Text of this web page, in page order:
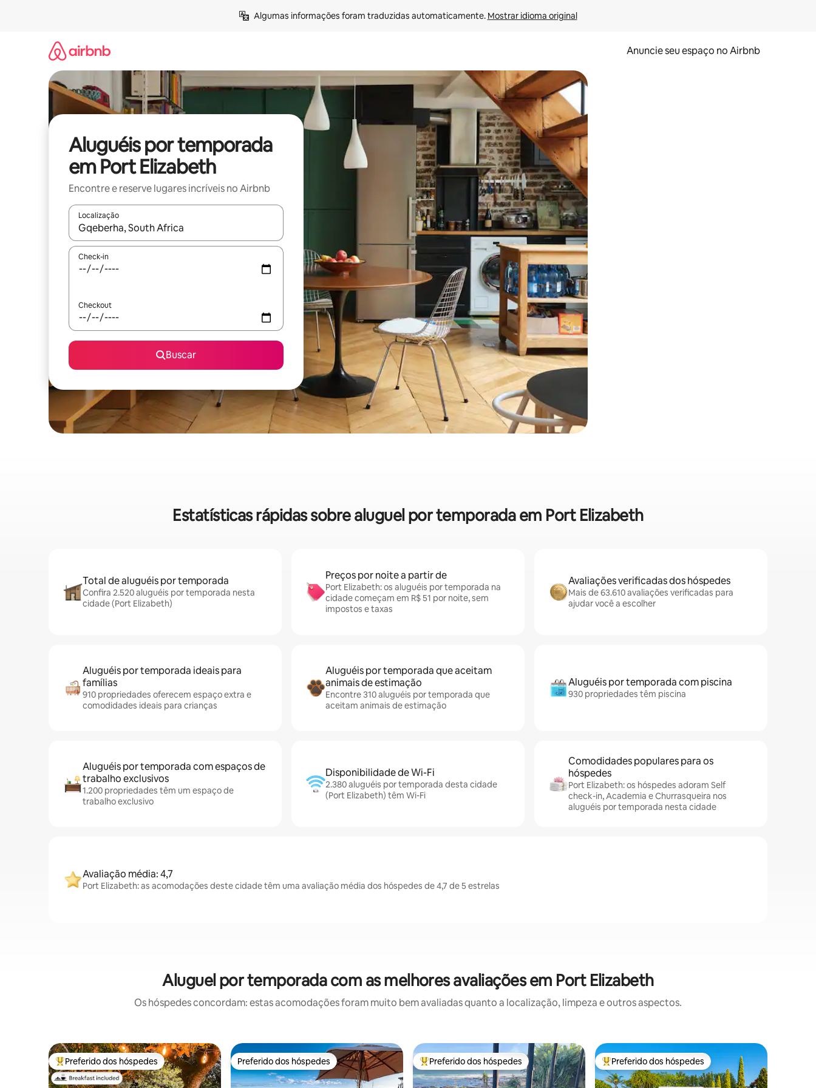
Algumas informações foram traduzidas automaticamente. Mostrar idioma original
Anuncie seu espaço no Airbnb
Aluguéis por temporada
em Port Elizabeth
Encontre e reserve lugares incríveis no Airbnb
Localização
Quando os resultados estiverem disponíveis, explore-os usando as seta para cima e para baixo do teclado ou tocando e deslizando o dedo na tela.
Check-in
Checkout
Buscar
Estatísticas rápidas sobre aluguel por temporada em Port Elizabeth
Total de aluguéis por temporada
Confira 2.520 aluguéis por temporada nesta
cidade (Port Elizabeth)
Preços por noite a partir de
Port Elizabeth: os aluguéis por temporada na
cidade começam em R$ 51 por noite, sem
impostos e taxas
Avaliações verificadas dos hóspedes
Mais de 63.610 avaliações verificadas para
ajudar você a escolher
Aluguéis por temporada ideais para
famílias
910 propriedades oferecem espaço extra e
comodidades ideais para crianças
Aluguéis por temporada que aceitam
animais de estimação
Encontre 310 aluguéis por temporada que
aceitam animais de estimação
Aluguéis por temporada com piscina
930 propriedades têm piscina
Aluguéis por temporada com espaços de
trabalho exclusivos
1.200 propriedades têm um espaço de
trabalho exclusivo
Disponibilidade de Wi-Fi
2.380 aluguéis por temporada desta cidade
(Port Elizabeth) têm Wi-Fi
Comodidades populares para os
hóspedes
Port Elizabeth: os hóspedes adoram Self
check-in, Academia e Churrasqueira nos
aluguéis por temporada nesta cidade
Avaliação média: 4,7
Port Elizabeth: as acomodações deste cidade têm uma avaliação média dos hóspedes de 4,7 de 5 estrelas
Aluguel por temporada com as melhores avaliações em Port Elizabeth
Os hóspedes concordam: estas acomodações foram muito bem avaliadas quanto a localização, limpeza e outros aspectos.
Entre os melhores preferidos dos hóspedes
Preferido dos hóspedes Preferido dos hóspedes
Preferido dos hóspedes Entre os melhores preferidos dos hóspedes
Preferido dos hóspedes Entre os melhores preferidos dos hóspedes
Preferido dos hóspedes